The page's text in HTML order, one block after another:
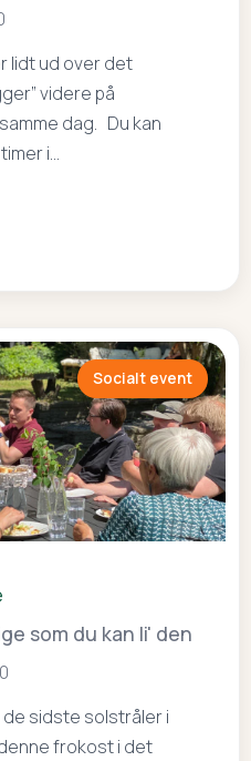
lidt ud over det
videre på
dag. Du kan
i…
Socialt event
som du kan li' den
de sidste solstråler i
frokost i det